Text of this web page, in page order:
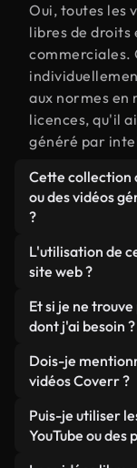
Oui, toutes les
libres de droits
commerciales.
aux normes en
licences, qu'il
généré par
Cette collection
ou des vidéos
?
Les deux. Il
composée de
générées par
identifiée afin
vous utilisez.
L'utilisation de
site web ?
Sauf si vous
Nous
ils conservent
minimisant les
améliorant des
Et si je ne
dont j'ai besoin ?
Vous pouvez
Coverr AI
Studio
personnalisée
Dois-je
vidéos Coverr ?
Aucune
de notre
Puis-je utiliser
YouTube ou des
Oui. Toutes les